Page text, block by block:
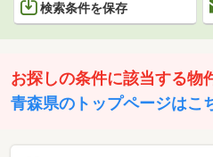
検索条件を保存
お探しの条件に該当する物
青森県のトップページはこ